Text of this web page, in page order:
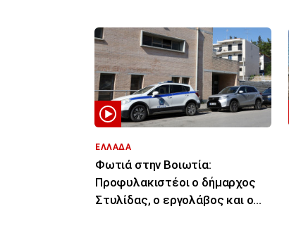
ΕΛΛΑΔΑ
Φωτιά στην Βοιωτία:
Προφυλακιστέοι ο δήμαρχος
Στυλίδας, ο εργολάβος και ο